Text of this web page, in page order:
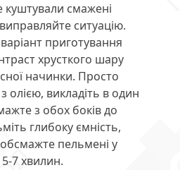
смажені
ситуацію.
приготування
хрусткого шару
начинки. Просто
олією, викладіть в один
з обох боків до
глибоку ємність,
обсмажте пельмені у
7 хвилин.